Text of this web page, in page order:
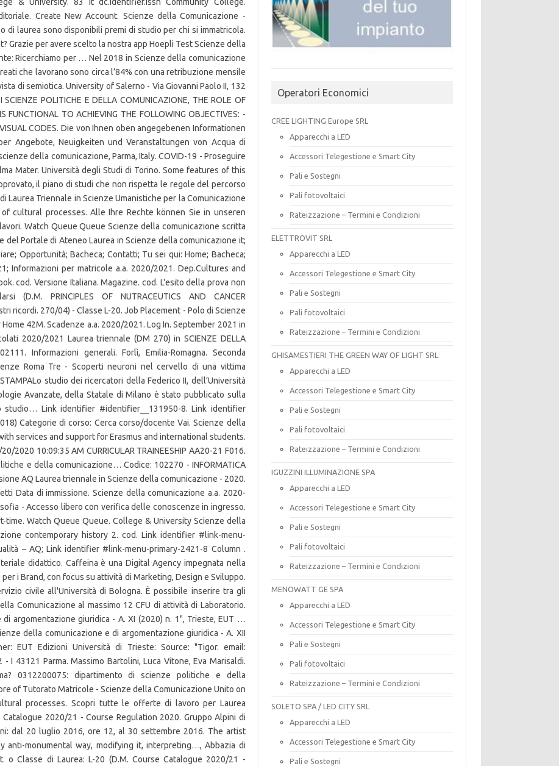
Operatori Economici
CREE LIGHTING Europe SRL
Apparecchi a LED
Accessori Telegestione e Smart City
Pali e Sostegni
Pali fotovoltaici
Rateizzazione – Termini e Condizioni
ELETTROVIT SRL
Apparecchi a LED
Accessori Telegestione e Smart City
Pali e Sostegni
Pali fotovoltaici
Rateizzazione – Termini e Condizioni
GHISAMESTIERI THE GREEN WAY OF LIGHT SRL
Apparecchi a LED
Accessori Telegestione e Smart City
Pali e Sostegni
Pali fotovoltaici
Rateizzazione – Termini e Condizioni
IGUZZINI ILLUMINAZIONE SPA
Apparecchi a LED
Accessori Telegestione e Smart City
Pali e Sostegni
Pali fotovoltaici
Rateizzazione – Termini e Condizioni
MENOWATT GE SPA
Apparecchi a LED
Accessori Telegestione e Smart City
Pali e Sostegni
Pali fotovoltaici
Rateizzazione – Termini e Condizioni
SOLETO SPA / LED CITY SRL
Apparecchi a LED
Accessori Telegestione e Smart City
Pali e Sostegni